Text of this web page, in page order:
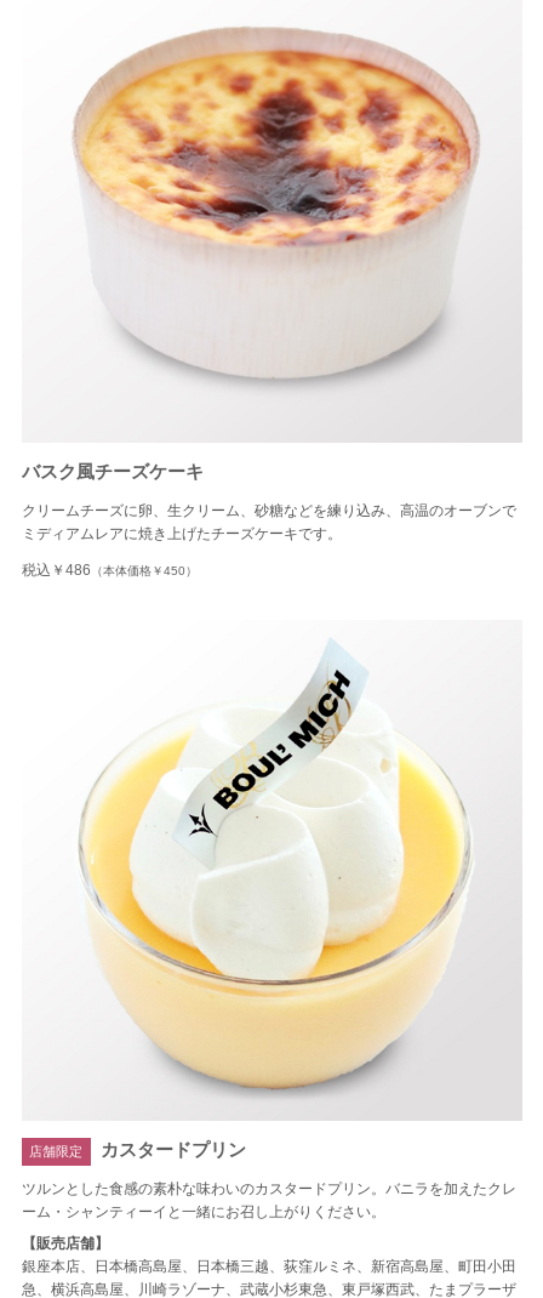
バスク風チーズケーキ
クリームチーズに卵、生クリーム、砂糖などを練り込み、高温のオーブンで
ミディアムレアに焼き上げたチーズケーキです。
税込￥486 （本体価格￥450）
店舗限定 カスタードプリン
ツルンとした食感の素朴な味わいのカスタードプリン。バニラを加えたクレ
ーム・シャンティーイと一緒にお召し上がりください。
【販売店舗】
銀座本店、日本橋高島屋、日本橋三越、荻窪ルミネ、新宿高島屋、町田小田
急、横浜高島屋、川崎ラゾーナ、武蔵小杉東急、東戸塚西武、たまプラーザ